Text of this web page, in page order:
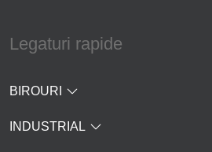
Legaturi rapide
BIROURI
INDUSTRIAL